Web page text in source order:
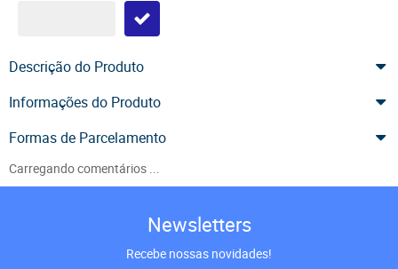
Descrição do Produto
Informações do Produto
Formas de Parcelamento
Carregando comentários ...
Newsletters
Recebe nossas novidades!